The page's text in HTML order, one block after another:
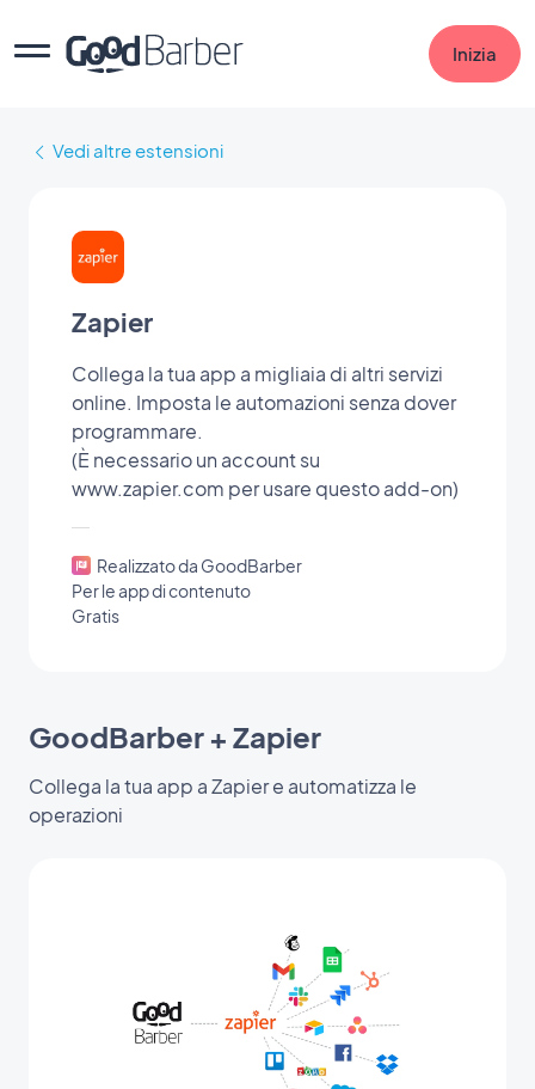
Inizia
Vedi altre estensioni
Zapier
Collega la tua app a migliaia di altri servizi
online. Imposta le automazioni senza dover
programmare.
(È necessario un account su
www.zapier.com per usare questo add-on)
Realizzato da GoodBarber
Per le app di contenuto
Gratis
GoodBarber + Zapier
Collega la tua app a Zapier e automatizza le
operazioni